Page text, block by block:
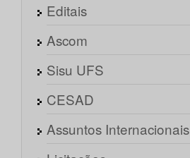
Editais
Ascom
Sisu UFS
CESAD
Assuntos Internacionais